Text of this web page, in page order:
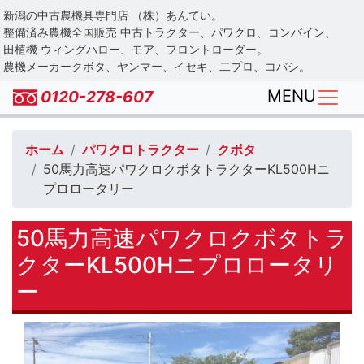
Skip
to
main
content
新潟の中古農機具専門店 （株）あんてい。
整備済み農機全国販売 中古トラクター、パワクロ、コンバイン、
田植機 ウィングハロー、モア、フロントローダー。
農機メーカークボタ、ヤンマー、イセキ、二プロ、コバシ。
0120-278-607 MENU
ホーム パワクロトラクター
クボタ
50馬力高速パワクロクボタトラクターKL500Hニ
プロロータリー
50馬力高速パワクロクボタトラ
クターKL500Hニプロロータリ
ー